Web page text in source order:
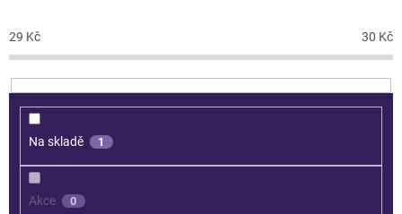
29 Kč 30 Kč
Na skladě 1
Akce 0